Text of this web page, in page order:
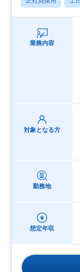
業務内容
対象となる方
勤務地
想定年収